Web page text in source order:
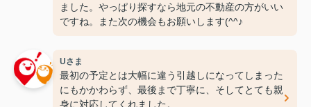
ました。やっぱり探すなら地元の不動産の方がいい
ですね。また次の機会もお願いします(^^♪
Uさま
最初の予定とは大幅に違う引越しになってしまった
にもかかわらず、最後まで丁寧に、そしてとても親
身に対応してくれました。